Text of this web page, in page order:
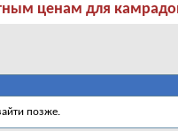
ценам для
позже.